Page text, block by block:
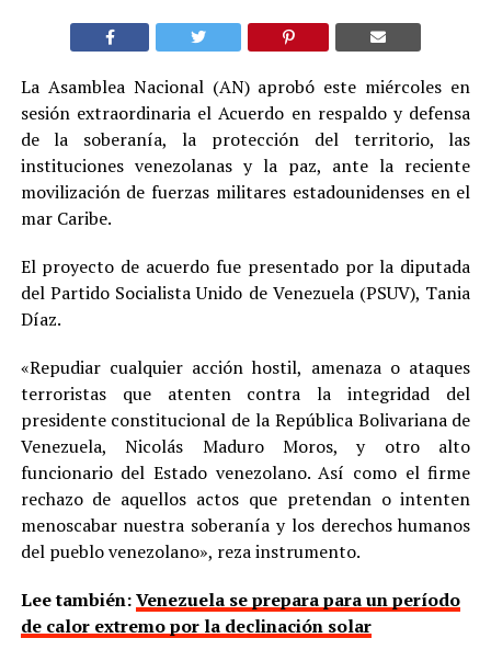
La Asamblea Nacional (AN) aprobó este miércoles en
sesión extraordinaria el Acuerdo en respaldo y defensa
de la soberanía, la protección del territorio, las
instituciones venezolanas y la paz, ante la reciente
movilización de fuerzas militares estadounidenses en el
mar Caribe.
El proyecto de acuerdo fue presentado por la diputada
del Partido Socialista Unido de Venezuela (PSUV), Tania
Díaz.
«Repudiar cualquier acción hostil, amenaza o ataques
terroristas que atenten contra la integridad del
presidente constitucional de la República Bolivariana de
Venezuela, Nicolás Maduro Moros, y otro alto
funcionario del Estado venezolano. Así como el firme
rechazo de aquellos actos que pretendan o intenten
menoscabar nuestra soberanía y los derechos humanos
del pueblo venezolano», reza instrumento.
Lee también:Venezuela se prepara para un período
de calor extremo por la declinación solar